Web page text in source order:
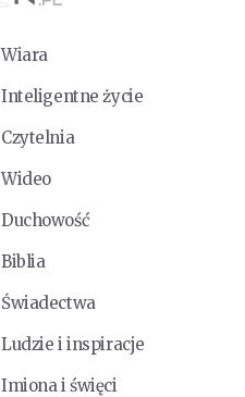
Wiara
Inteligentne życie
Czytelnia
Wideo
Duchowość
Biblia
Świadectwa
Ludzie i inspiracje
Imiona i święci